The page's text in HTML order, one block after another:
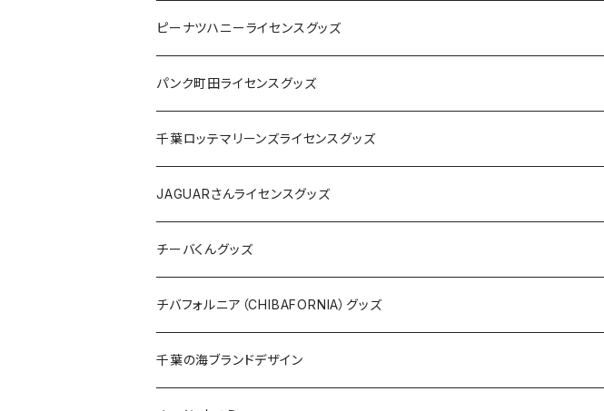
キャップ
ステッカー
缶バッジ
ホテルキーホルダー
ステッカー
缶バッジ
アクリルキーホルダー
ホテルキーホルダー
クリアファイル
Tシャツ
キャップ
ピーナツハニーライセンスグッズ
Tシャツ
キャップ
バッグ
ステッカー
缶バッジ
キーホルダー
パンク町田ライセンスグッズ
Tシャツ
キャップ
バッグ
ステッカー
缶バッジ
千葉ロッテマリーンズライセンスグッズ
ステッカー
ステッカー
ステッカー大
缶バッジ
缶バッジ32mm
缶バッジ54mm
エコバッグ
JAGUARさんコラボグッズ
JAGUARさんライセンスグッズ
Tシャツ
ステッカー
缶バッジ
チーバくんグッズ
Tシャツ
キャップ
チバフォルニア（CHIBAFORNIA）グッズ
Tシャツ
千葉の海ブランドデザイン